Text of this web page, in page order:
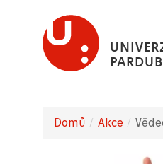
hlavnímu
Domů Akce